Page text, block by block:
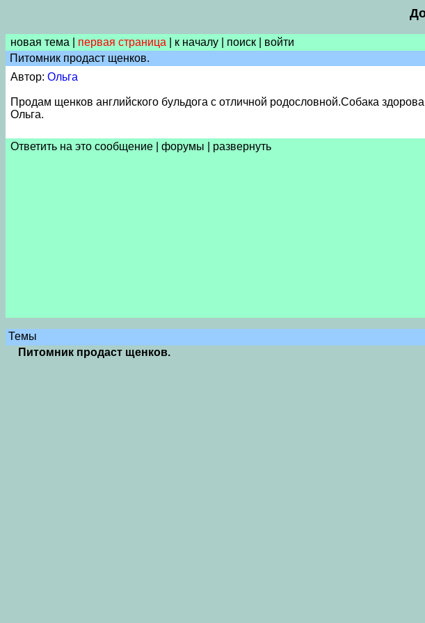
новая тема первая страница к началу поиск войти
Питомник продаст щенков.
Автор: Ольга
Продам щенков английского бульдога с отличной родословной.Собака
Ольга.
Ответить на это сообщение форумы
развернуть
Темы
Питомник продаст щенков.